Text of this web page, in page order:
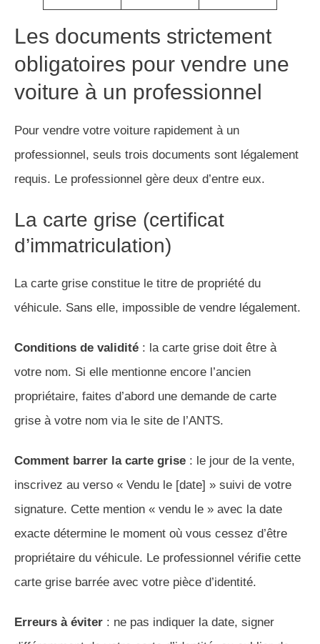
Les documents strictement
obligatoires pour vendre une
voiture à un professionnel
Pour vendre votre voiture rapidement à un
professionnel, seuls trois documents sont légalement
requis. Le professionnel gère deux d’entre eux.
La carte grise (certificat
d’immatriculation)
La carte grise constitue le titre de propriété du
véhicule. Sans elle, impossible de vendre légalement.
Conditions de validité : la carte grise doit être à
votre nom. Si elle mentionne encore l’ancien
propriétaire, faites d’abord une demande de carte
grise à votre nom via le site de l’ANTS.
Comment barrer la carte grise : le jour de la vente,
inscrivez au verso « Vendu le [date] » suivi de votre
signature. Cette mention « vendu le » avec la date
exacte détermine le moment où vous cessez d’être
propriétaire du véhicule. Le professionnel vérifie cette
carte grise barrée avec votre pièce d’identité.
Erreurs à éviter : ne pas indiquer la date, signer